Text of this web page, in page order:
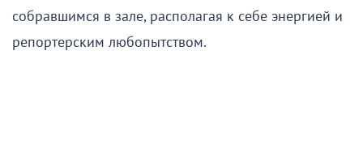
собравшимся в зале, располагая к себе энергией и
репортерским любопытством.